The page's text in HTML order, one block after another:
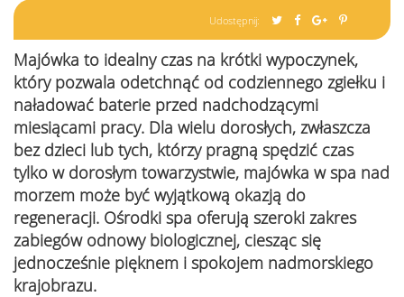
Udostępnij:
Majówka to idealny czas na krótki wypoczynek,
który pozwala odetchnąć od codziennego zgiełku i
naładować baterie przed nadchodzącymi
miesiącami pracy. Dla wielu dorosłych, zwłaszcza
bez dzieci lub tych, którzy pragną spędzić czas
tylko w dorosłym towarzystwie, majówka w spa nad
morzem może być wyjątkową okazją do
regeneracji. Ośrodki spa oferują szeroki zakres
zabiegów odnowy biologicznej, ciesząc się
jednocześnie pięknem i spokojem nadmorskiego
krajobrazu.